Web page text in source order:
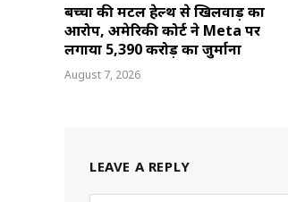
बच्चों की मेंटल हेल्थ से खिलवाड़ का
आरोप, अमेरिकी कोर्ट ने Meta पर
लगाया 5,390 करोड़ का जुर्माना
August 7, 2026
LEAVE A REPLY